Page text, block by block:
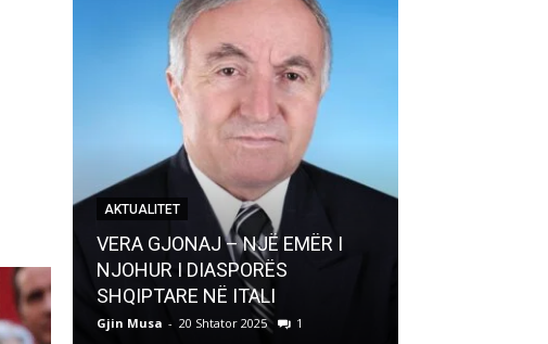
AKTUALITET
VERA GJONAJ – NJË EMËR I
NJOHUR I DIASPORËS
SHQIPTARE NË ITALI
Gjin Musa - 20 Shtator 2025 1